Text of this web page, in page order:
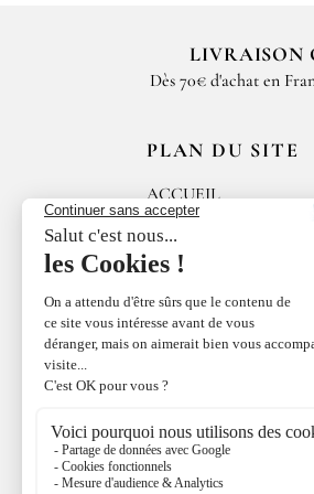
assaisonnement
LIVRAISON
Dès 70€ d'achat en
PLAN DU SITE
ACCUEIL
LES MAISONS DE
BRICOURT
RECRUTEMENT
ÉPICES RŒLLINGER
LE COQUILLAGE
FAMILLE
ACTUALITÉS